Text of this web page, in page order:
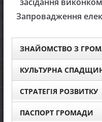
Запровадження
ЗНАЙОМСТВО З
КУЛЬТУРНА
СТРАТЕГІЯ РОЗВИТКУ
ПАСПОРТ ГРОМАДИ